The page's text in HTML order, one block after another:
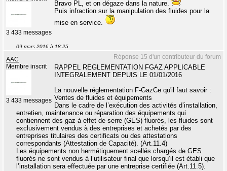
3 433 messages
Bravo PL, et on dégaze dans la nature.
Puis infraction sur la manipulation des fluides pour la
mise en service.
09 mars 2016 à 18:25
Réponse 15 d'un contributeur du forum
AAC
Membre inscrit
3 433 messages
RAPPEL REGLEMENTATION FGAZ APPLICABLE
INTEGRALEMENT DEPUIS LE 01/01/2016
La nouvelle réglementation F-GazCe qu'il faut savoir :
Ventes de fluides et équipements
Dans le cadre de l’exécution des activités d’installation,
entretien, maintenance ou réparation des équipements qui
contiennent des gaz à effet de serre (GES) fluorés, les fluides sont
exclusivement vendus à des entreprises et achetés par des
entreprises titulaires des certificats ou des attestations
correspondants (Attestation de Capacité). (Art.11.4)
Les équipements non hermétiquement scellés chargés de GES
fluorés ne sont vendus à l’utilisateur final que lorsqu’il est établi que
l’installation sera effectuée par une entreprise certifiée (Art.11.5).